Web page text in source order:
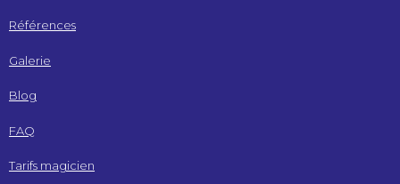
Références
Galerie
Blog
FAQ
Tarifs magicien